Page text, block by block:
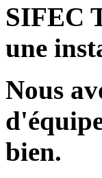
SIFEC
une
Nous
bien.